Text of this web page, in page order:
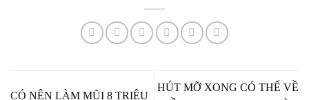
CÓ NÊN LÀM MŨI 8 TRIỆU
HÚT MỠ XONG CÓ THỂ VỀ